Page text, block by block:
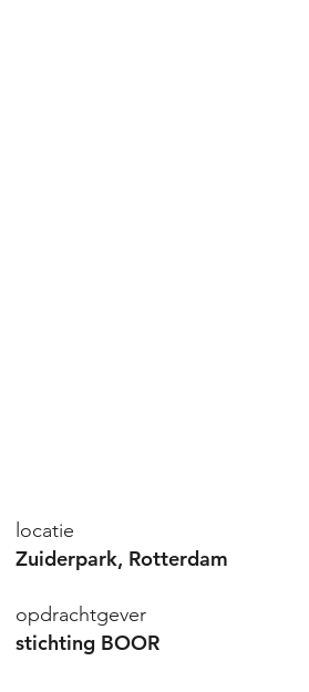
locatie
Zuiderpark, Rotterdam
opdrachtgever
stichting BOOR